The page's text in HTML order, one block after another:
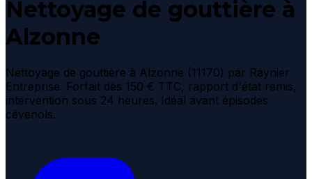
Nettoyage de gouttière à
Alzonne
Nettoyage de gouttière à Alzonne (11170) par Raynier
Entreprise. Forfait dès 150 € TTC, rapport d'état remis,
intervention sous 24 heures. Idéal avant épisodes
cévenols.